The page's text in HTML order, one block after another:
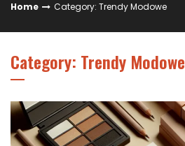
Home Category: Trendy Modowe
Category: Trendy Modowe